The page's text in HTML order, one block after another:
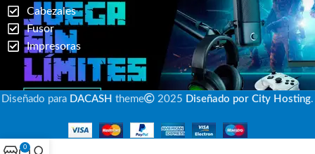
Cabezales
Fusor
Impresoras
Diseñado para DACASH theme 2025 Diseñado por City Hosting.
0